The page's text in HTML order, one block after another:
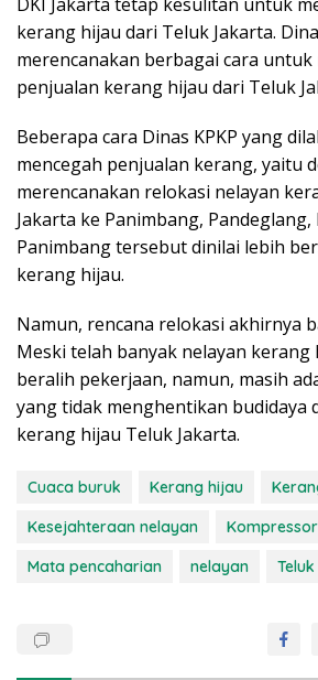
kerang hijau dari Teluk Jakarta.
merencanakan berbagai cara
penjualan kerang hijau dari Teluk
Beberapa cara Dinas KPKP yang
mencegah penjualan kerang, yaitu
merencanakan relokasi nelayan
Jakarta ke Panimbang,
Panimbang tersebut dinilai lebih
kerang hijau.
Namun, rencana relokasi akhirnya
Meski telah banyak nelayan kerang
beralih pekerjaan, namun, masih
yang tidak menghentikan budidaya
kerang hijau Teluk Jakarta.
Cuaca buruk Kerang hijau
Kesejahteraan nelayan
Kompressor
Mata pencaharian
nelayan